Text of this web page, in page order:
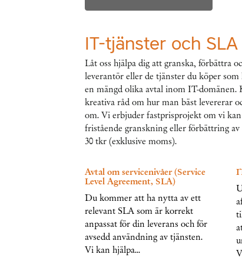
IT-tjänster och SLA
Låt oss hjälpa dig att granska, förbättra
leverantör eller de tjänster du köper
en mängd olika avtal inom IT-
kreativa råd om hur man bäst levererar
om. Vi erbjuder fastprisprojekt om vi
fristående granskning eller förbättring
30 tkr (exklusive moms).
Avtal om servicenivåer (Service
Level Agreement, SLA)
Du kommer att ha nytta av ett
relevant SLA som är korrekt
anpassat för din leverans och för
avsedd användning av tjänsten.
Vi kan hjälpa…